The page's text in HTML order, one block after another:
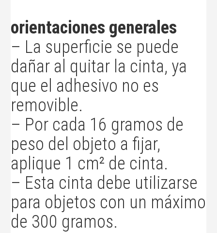
orientaciones generales
– La superficie se puede
dañar al quitar la cinta, ya
que el adhesivo no es
removible.
– Por cada 16 gramos de
peso del objeto a fijar,
aplique 1 cm² de cinta.
– Esta cinta debe utilizarse
para objetos con un máximo
de 300 gramos.